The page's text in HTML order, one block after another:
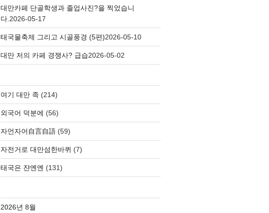
대만카페 단골학생과 졸업사진?을 찍었습니
다. 2026-05-17
태국물축제 그리고 시골풍경 (5편)2026-05-10
대만 저의 카페 경쟁사? 급습2026-05-02
여기 대만 족 (214)
외국어 덕분에 (56)
자언자어自言自語(59)
자전거로 대만섬한바퀴 (7)
태국은 쟌옌옌 (131)
2026년 8월